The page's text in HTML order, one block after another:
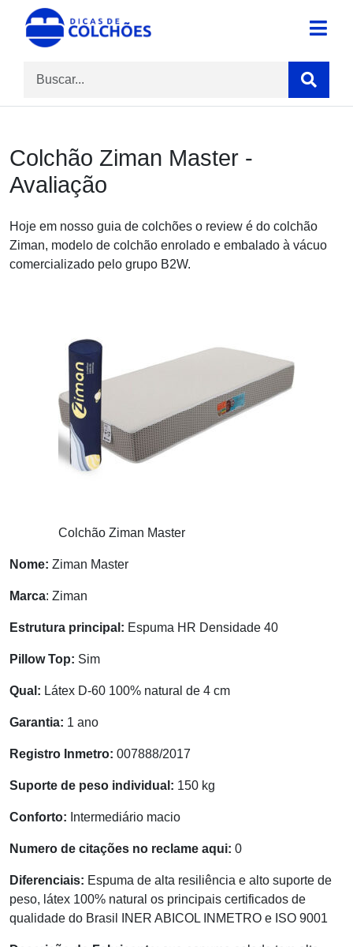
content
Dicas de Colchões
Site para Dicas de Colchões e reviews
Colchão Ziman Master -
Avaliação
Hoje em nosso guia de colchões o review é do colchão
Ziman, modelo de colchão enrolado e embalado à vácuo
comercializado pelo grupo B2W.
Colchão Ziman Master
Nome: Ziman Master
Marca: Ziman
Estrutura principal: Espuma HR Densidade 40
Pillow Top: Sim
Qual: Látex D-60 100% natural de 4 cm
Garantia: 1 ano
Registro Inmetro: 007888/2017
Suporte de peso individual: 150 kg
Conforto: Intermediário macio
Numero de citações no reclame aqui: 0
Diferenciais: Espuma de alta resiliência e alto suporte de
peso, látex 100% natural os principais certificados de
qualidade do Brasil INER ABICOL INMETRO e ISO 9001